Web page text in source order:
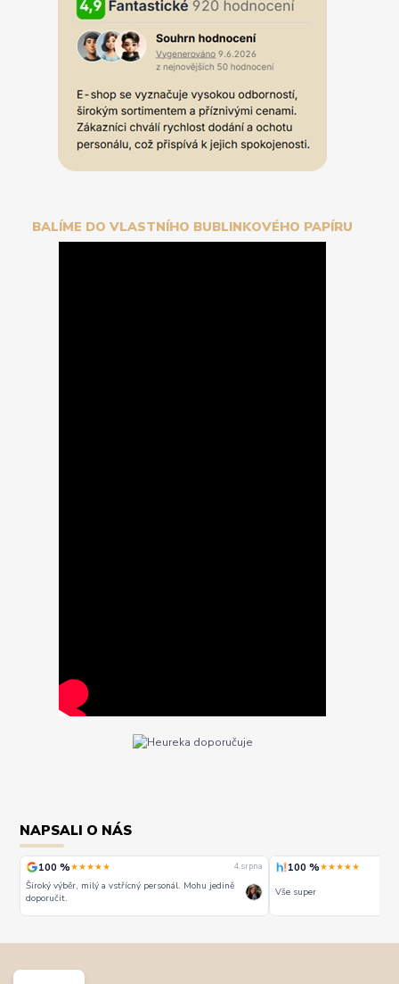
BALÍME DO VLASTNÍHO BUBLINKOVÉHO PAPÍRU
NAPSALI O NÁS
100 %★★★★★ 4. srpna
Široký výběr, milý a vstřícný personál. Mohu jedině
doporučit.
100 %★★★★★
Vše super